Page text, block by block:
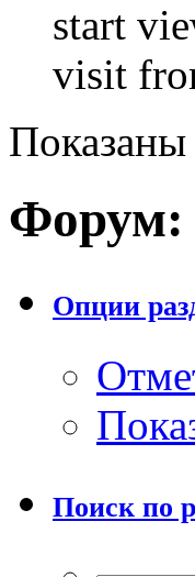
start
visit
Форум:
Опции
Поиск по